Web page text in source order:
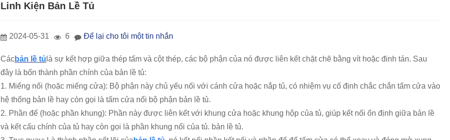
Svenska
Linh Kiện Bản Lề Tủ
2024-05-31 6 Để lại cho tôi một tin nhắn
Cácbản lề tủ là sự kết hợp giữa thép tấm và cột thép, các bộ phận của nó được liên kết chặt chẽ bằng vít hoặc đinh tán. Sau
đây là bốn thành phần chính của bản lề tủ:
1. Miếng nối (hoặc miếng cửa): Bộ phận này chủ yếu nối với cánh cửa hoặc nắp tủ, có nhiệm vụ cố định chắc chắn tấm cửa vào
hệ thống bản lề hay còn gọi là tấm cửa nối bộ phận bản lề tủ.
2. Phần đế (hoặc phần khung): Phần này được liên kết với khung cửa hoặc khung hộp của tủ, giúp kết nối ổn định giữa bản lề
và kết cấu chính của tủ hay còn gọi là phần khung nối của tủ. bản lề tủ.